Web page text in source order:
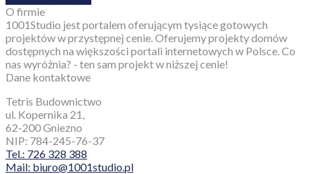
O firmie
1001Studio jest portalem oferującym tysiące gotowych
projektów w przystępnej cenie. Oferujemy projekty domów
dostępnych na większości portali internetowych w Polsce. Co
nas wyróżnia? - ten sam projekt w niższej cenie!
Dane kontaktowe
Tetris Budownictwo
ul. Kopernika 21,
62-200 Gniezno
NIP: 784-245-76-37
Tel.: 726 328 388
Mail: biuro@1001studio.pl